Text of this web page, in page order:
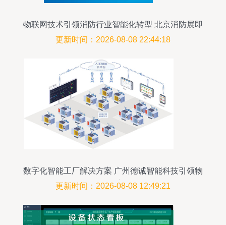
物联网技术引领消防行业智能化转型 北京消防展即
将开幕
更新时间：2026-08-08 22:44:18
数字化智能工厂解决方案 广州德诚智能科技引领物
联网服务新纪元
更新时间：2026-08-08 12:49:21